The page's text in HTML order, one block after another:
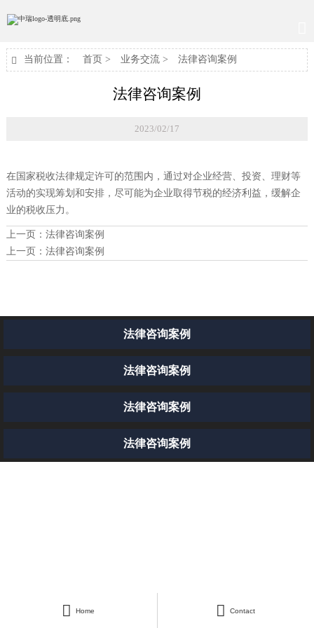
 当前位置： 首页 > 业务交流> 法律咨询案例
法律咨询案例
2023/02/17
在国家税收法律规定许可的范围内，通过对企业经营、投资、理财等
活动的实现筹划和安排，尽可能为企业取得节税的经济利益，缓解企
业的税收压力。
上一页： 法律咨询案例
上一页： 法律咨询案例
法律咨询案例
法律咨询案例
法律咨询案例
法律咨询案例
 Home  Contact